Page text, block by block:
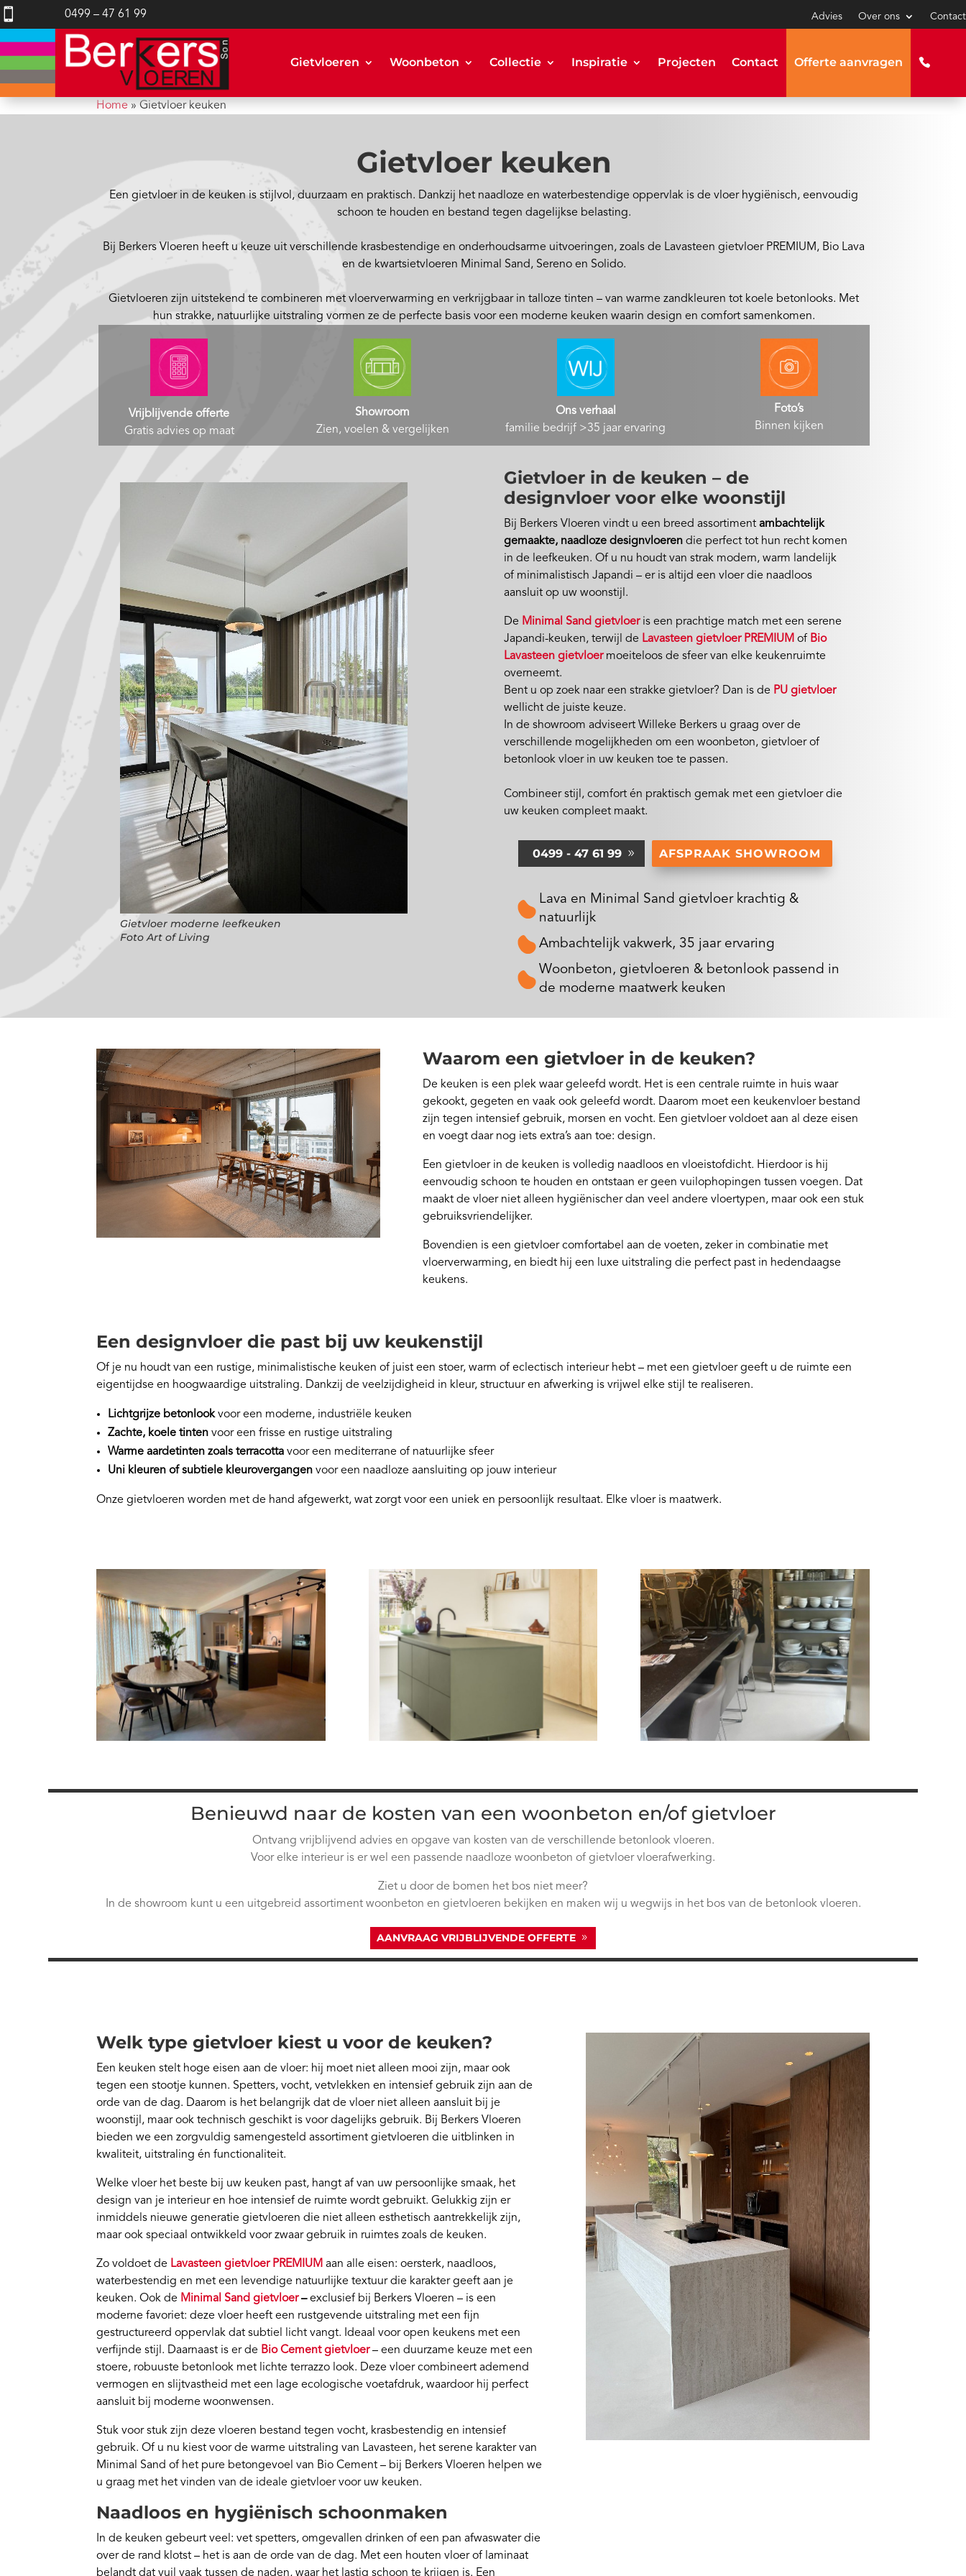
 0499 – 47 61 99 Advies Over ons Contact
Gietvloeren Woonbeton Collectie Inspiratie Projecten Contact Offerte aanvragen
Home »Gietvloer keuken
Gietvloer keuken
Een gietvloer in de keuken is stijlvol, duurzaam en praktisch. Dankzij het naadloze en waterbestendige oppervlak is de vloer hygiënisch, eenvoudig
schoon te houden en bestand tegen dagelijkse belasting.
Bij Berkers Vloeren heeft u keuze uit verschillende krasbestendige en onderhoudsarme uitvoeringen, zoals de Lavasteen gietvloer PREMIUM, Bio Lava
en de kwartsietvloeren Minimal Sand, Sereno en Solido.
Gietvloeren zijn uitstekend te combineren met vloerverwarming en verkrijgbaar in talloze tinten – van warme zandkleuren tot koele betonlooks. Met
hun strakke, natuurlijke uitstraling vormen ze de perfecte basis voor een moderne keuken waarin design en comfort samenkomen.
Vrijblijvende offerte
Gratis advies op maat
Showroom
Zien, voelen & vergelijken
Ons verhaal
familie bedrijf >35 jaar ervaring
Foto’s
Binnen kijken
Gietvloer moderne leefkeuken
Foto Art of Living
Gietvloer in de keuken – de
designvloer voor elke woonstijl
Bij Berkers Vloeren vindt u een breed assortimentambachtelijk
gemaakte, naadloze designvloeren die perfect tot hun recht komen
in de leefkeuken. Of u nu houdt van strak modern, warm landelijk
of minimalistisch Japandi – er is altijd een vloer die naadloos
aansluit op uw woonstijl.
De Minimal Sand gietvloeris een prachtige match met een serene
Japandi-keuken, terwijl de Lavasteen gietvloer PREMIUM of Bio
Lavasteen gietvloermoeiteloos de sfeer van elke keukenruimte
overneemt.
Bent u op zoek naar een strakke gietvloer? Dan is de PU gietvloer
wellicht de juiste keuze.
In de showroom adviseert Willeke Berkers u graag over de
verschillende mogelijkheden om een woonbeton, gietvloer of
betonlook vloer in uw keuken toe te passen.
Combineer stijl, comfort én praktisch gemak met een gietvloer die
uw keuken compleet maakt.
0499 - 47 61 99 AFSPRAAK SHOWROOM
Lava en Minimal Sand gietvloer krachtig &
natuurlijk
Ambachtelijk vakwerk, 35 jaar ervaring
Woonbeton, gietvloeren & betonlook passend in
de moderne maatwerk keuken
Waarom een gietvloer in de keuken?
De keuken is een plek waar geleefd wordt. Het is een centrale ruimte in huis waar
gekookt, gegeten en vaak ook geleefd wordt. Daarom moet een keukenvloer bestand
zijn tegen intensief gebruik, morsen en vocht. Een gietvloer voldoet aan al deze eisen
en voegt daar nog iets extra’s aan toe: design.
Een gietvloer in de keuken is volledig naadloos en vloeistofdicht. Hierdoor is hij
eenvoudig schoon te houden en ontstaan er geen vuilophopingen tussen voegen. Dat
maakt de vloer niet alleen hygiënischer dan veel andere vloertypen, maar ook een stuk
gebruiksvriendelijker.
Bovendien is een gietvloer comfortabel aan de voeten, zeker in combinatie met
vloerverwarming, en biedt hij een luxe uitstraling die perfect past in hedendaagse
keukens.
Een designvloer die past bij uw keukenstijl
Of je nu houdt van een rustige, minimalistische keuken of juist een stoer, warm of eclectisch interieur hebt – met een gietvloer geeft u de ruimte een
eigentijdse en hoogwaardige uitstraling. Dankzij de veelzijdigheid in kleur, structuur en afwerking is vrijwel elke stijl te realiseren.
Lichtgrijze betonlookvoor een moderne, industriële keuken
Zachte, koele tinten voor een frisse en rustige uitstraling
Warme aardetinten zoals terracotta voor een mediterrane of natuurlijke sfeer
Uni kleuren of subtiele kleurovergangen voor een naadloze aansluiting op jouw interieur
Onze gietvloeren worden met de hand afgewerkt, wat zorgt voor een uniek en persoonlijk resultaat. Elke vloer is maatwerk.
Benieuwd naar de kosten van een woonbeton en/of gietvloer
Ontvang vrijblijvend advies en opgave van kosten van de verschillende betonlook vloeren.
Voor elke interieur is er wel een passende naadloze woonbeton of gietvloer vloerafwerking.
Ziet u door de bomen het bos niet meer?
In de showroom kunt u een uitgebreid assortiment woonbeton en gietvloeren bekijken en maken wij u wegwijs in het bos van de betonlook vloeren.
AANVRAAG VRIJBLIJVENDE OFFERTE
Welk type gietvloer kiest u voor de keuken?
Een keuken stelt hoge eisen aan de vloer: hij moet niet alleen mooi zijn, maar ook
tegen een stootje kunnen. Spetters, vocht, vetvlekken en intensief gebruik zijn aan de
orde van de dag. Daarom is het belangrijk dat de vloer niet alleen aansluit bij je
woonstijl, maar ook technisch geschikt is voor dagelijks gebruik. Bij Berkers Vloeren
bieden we een zorgvuldig samengesteld assortiment gietvloeren die uitblinken in
kwaliteit, uitstraling én functionaliteit.
Welke vloer het beste bij uw keuken past, hangt af van uw persoonlijke smaak, het
design van je interieur en hoe intensief de ruimte wordt gebruikt. Gelukkig zijn er
inmiddels nieuwe generatie gietvloeren die niet alleen esthetisch aantrekkelijk zijn,
maar ook speciaal ontwikkeld voor zwaar gebruik in ruimtes zoals de keuken.
Zo voldoet de Lavasteen gietvloer PREMIUM aan alle eisen: oersterk, naadloos,
waterbestendig en met een levendige natuurlijke textuur die karakter geeft aan je
keuken. Ook de Minimal Sand gietvloer–exclusief bij Berkers Vloeren – is een
moderne favoriet: deze vloer heeft een rustgevende uitstraling met een fijn
gestructureerd oppervlak dat subtiel licht vangt. Ideaal voor open keukens met een
verfijnde stijl. Daarnaast is er de Bio Cement gietvloer – een duurzame keuze met een
stoere, robuuste betonlook met lichte terrazzo look. Deze vloer combineert ademend
vermogen en slijtvastheid met een lage ecologische voetafdruk, waardoor hij perfect
aansluit bij moderne woonwensen.
Stuk voor stuk zijn deze vloeren bestand tegen vocht, krasbestendig en intensief
gebruik. Of u nu kiest voor de warme uitstraling van Lavasteen, het serene karakter van
Minimal Sand of het pure betongevoel van Bio Cement – bij Berkers Vloeren helpen we
u graag met het vinden van de ideale gietvloer voor uw keuken.
Naadloos en hygiënisch schoonmaken
In de keuken gebeurt veel: vet spetters, omgevallen drinken of een pan afwaswater die
over de rand klotst – het is aan de orde van de dag. Met een houten vloer of laminaat
belandt dat vuil vaak tussen de naden, waar het lastig schoon te krijgen is. Een